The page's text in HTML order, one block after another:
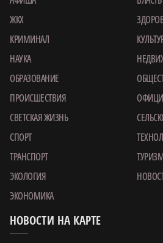
ЖКХ
КРИМИНАЛ
НАУКА
ОБРАЗОВАНИЕ
ПРОИСШЕСТВИЯ
СВЕТСКАЯ ЖИЗНЬ
СПОРТ
ТРАНСПОРТ
ЭКОЛОГИЯ
ЭКОНОМИКА
НОВОСТИ НА КАРТЕ